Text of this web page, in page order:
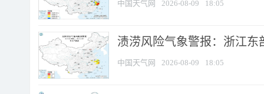
中国天气网 2026-08-09 18:05
渍涝风险气象警报：浙江
中国天气网 2026-08-09 18:05